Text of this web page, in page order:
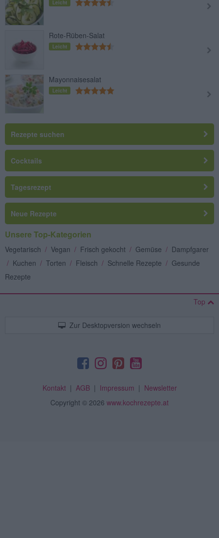
Leicht
Rote-Rüben-Salat
Leicht
Mayonnaisesalat
Leicht
Rezepte suchen
Cocktails
Tagesrezept
Neue Rezepte
Unsere Top-Kategorien
Vegetarisch / Vegan / Frisch gekocht / Gemüse / Dampfgarer
/ Kuchen / Torten / Fleisch / Schnelle Rezepte / Gesunde
Rezepte
Top
Zur Desktopversion wechseln
Kontakt| AGB| Impressum | Newsletter
Copyright © 2026 www.kochrezepte.at